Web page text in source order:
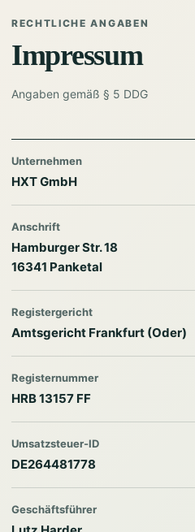
RECHTLICHE ANGABEN
Impressum
Angaben gemäß § 5 DDG
Unternehmen
HXT GmbH
Anschrift
Hamburger Str. 18
16341 Panketal
Registergericht
Amtsgericht Frankfurt (Oder)
Registernummer
HRB 13157 FF
Umsatzsteuer-ID
DE264481778
Geschäftsführer